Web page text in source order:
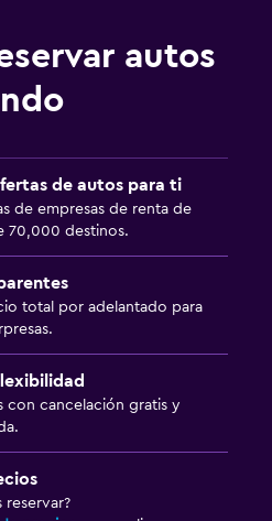
autos
de autos para ti
de empresas de renta de
70,000 destinos.
total por adelantado para
con cancelación gratis y
reservar?